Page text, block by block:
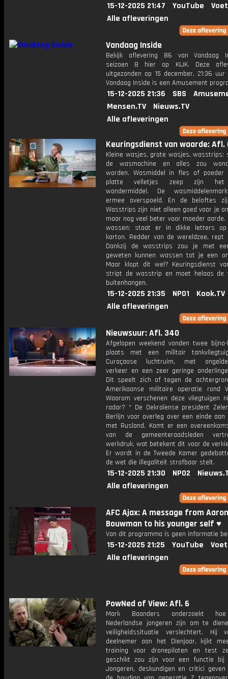
15-12-2025 21:47 YouTube
Alle afleveringen
Vandaag Inside
Bekijk aflevering 86 van Vandaag
seizoen 8 hier op KIJK. Deze
uitgezonden op 15 december, 21:36
Vandaag Inside is een Amusement
15-12-2025 21:36 SBS
Mensen.TV
Nieuws.TV
Alle afleveringen
Keuringsdienst van waarde: Afl.
Kleine wasjes, grote wasjes, wasstrips:
de wasmachine en alles zou
worden. Wasmiddel in fles of poeder
platte velletjes zeep zijn het
wondermiddel. De
ermee overspoeld. En de beloftes
Wasstrips zijn niet alleen goed voor je
maar nog veel beter voor moeder
wassen: staat er in dikke letters
karton. Redder van de wereldzee, rept
Dankzij de wasstrips zou je met
geweten kunnen wassen tot je een
Maar klopt dit wel? Keuringsdienst
stript de wasstrip en moet helaas de
buitenhangen.
15-12-2025 21:35 NPO1
Kook.TV
Alle afleveringen
Nieuwsuur: Afl. 340
Afgelopen weekend vonden twee
plaats met een militair
Curaçaose luchtruim, met
verkeer en een zeer geringe
Dit speelt zich af tegen de
Amerikaanse militaire operatie rond
Waarom verschenen deze vliegtuigen
radar? * De Oekraïense president
Berlijn voor overleg over een einde aan
met Rusland. Komt er een
van de gemeenteraadsleden
werkdruk, wat betekent dit voor de
Er wordt in de Tweede Kamer
de wet die illegaliteit strafbaar stelt.
15-12-2025 21:30 NPO2
Alle afleveringen
AFC Ajax: A message from Aaron
Bouwman to his younger self ♥️
Van dit programma is geen informatie
15-12-2025 21:25 YouTube
Alle afleveringen
PowNed of View: Afl. 6
Mark Baanders onderzoekt
Nederlandse jongeren zijn om te
veiligheidssituatie verslechtert. Hij
deelnemer aan het Dienjaar, kijkt
training voor dronepiloten en test
geschikt zou zijn voor een functie bij
Jongeren, deskundigen en critici